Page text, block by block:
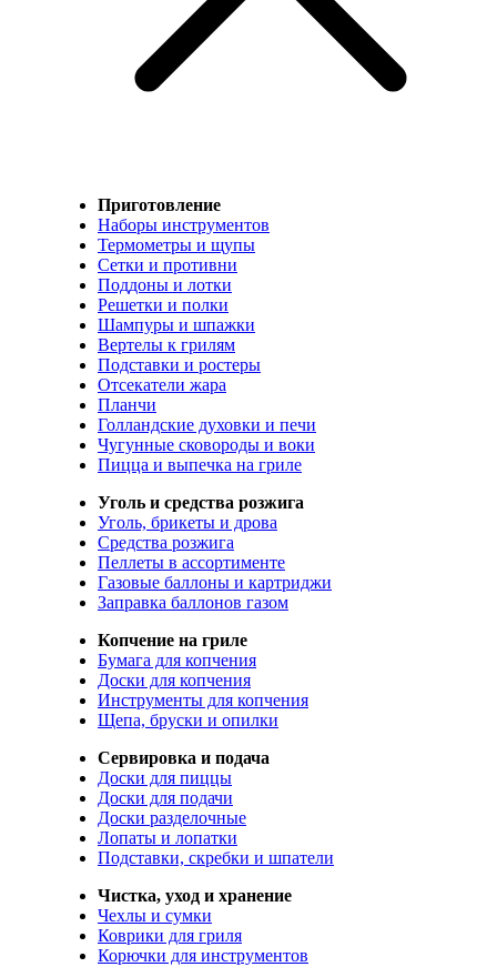
Приготовление
Наборы инструментов
Термометры и щупы
Сетки и противни
Поддоны и лотки
Решетки и полки
Шампуры и шпажки
Вертелы к грилям
Подставки и ростеры
Отсекатели жара
Планчи
Голландские духовки и печи
Чугунные сковороды и воки
Пицца и выпечка на гриле
Уголь и средства розжига
Уголь, брикеты и дрова
Средства розжига
Пеллеты в ассортименте
Газовые баллоны и картриджи
Заправка баллонов газом
Копчение на гриле
Бумага для копчения
Доски для копчения
Инструменты для копчения
Щепа, бруски и опилки
Сервировка и подача
Доски для пиццы
Доски для подачи
Доски разделочные
Лопаты и лопатки
Подставки, скребки и шпатели
Чистка, уход и хранение
Чехлы и сумки
Коврики для гриля
Корючки для инструментов